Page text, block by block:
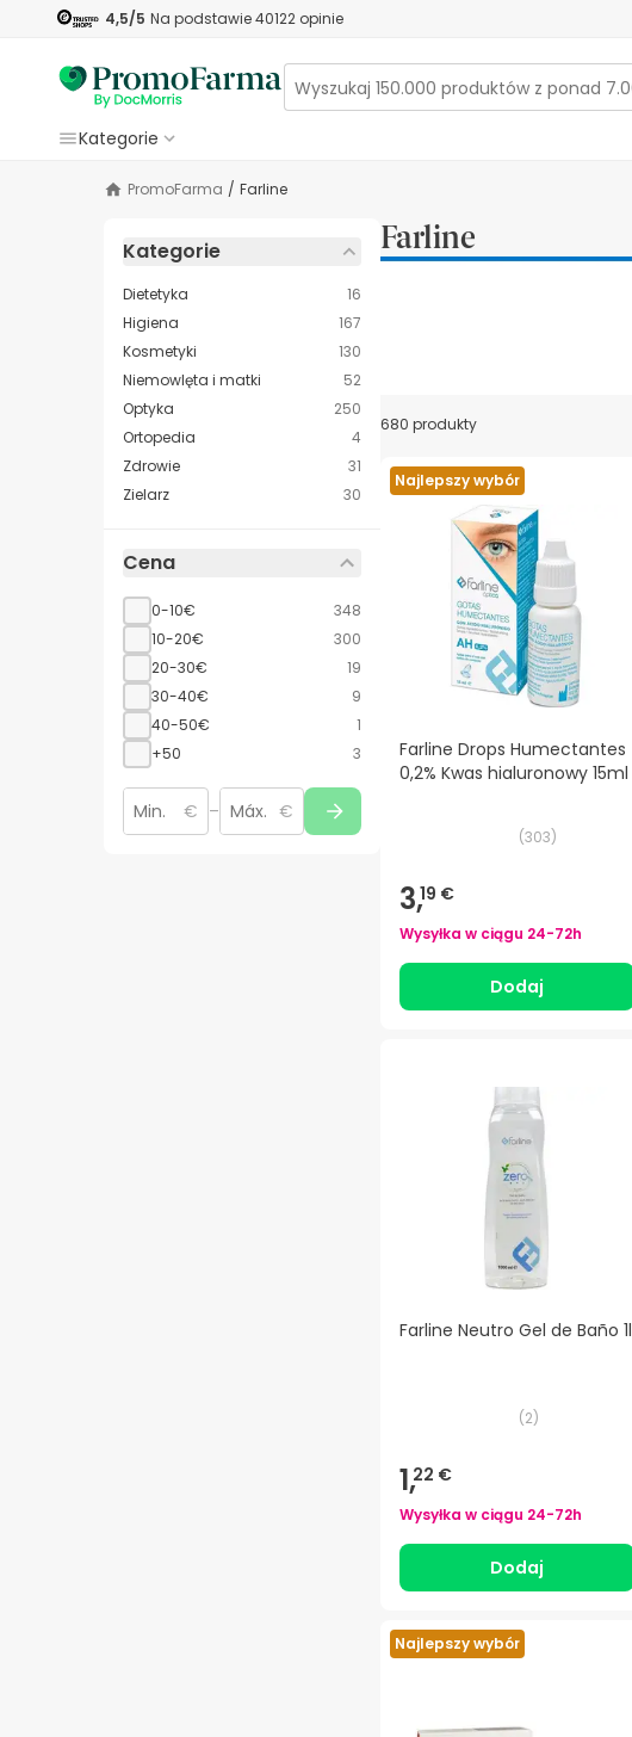
4,5/5 Na podstawie40122 opinie
Kategorie
PromoFarma / Farline
Kategorie
Dietetyka
16
Higiena
167
Kosmetyki
130
Niemowlęta i matki
52
Optyka
250
Ortopedia
4
Zdrowie
31
Zielarz
30
Cena
0-10€
348
10-20€
300
20-30€
19
30-40€
9
40-50€
1
+50
3
€ – €
Farline
680 produkty
Najlepszy wybór
Farline Drops Humectantes
0,2% Kwas hialuronowy 15ml
(303)
3,19 €
Wysyłka w ciągu 24-72h
Dodaj
Farline Neutro Gel de Baño 1l
(2)
1,22 €
Wysyłka w ciągu 24-72h
Dodaj
Najlepszy wybór